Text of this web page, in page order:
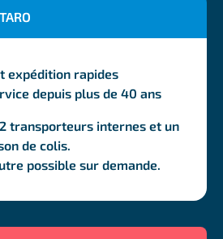
expédition rapides
depuis plus de 40 ans
transporteurs internes et un
de colis.
possible sur demande.